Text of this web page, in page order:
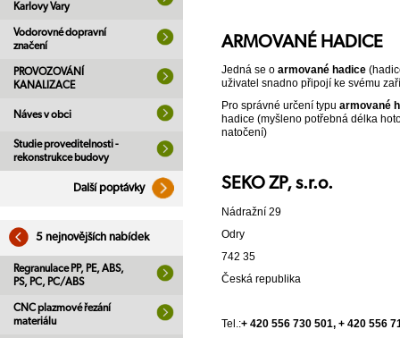
Karlovy Vary
Vodorovné dopravní
značení
PROVOZOVÁNÍ
KANALIZACE
Náves v obci
Studie proveditelnosti -
rekonstrukce budovy
Další poptávky
5 nejnovějších nabídek
Regranulace PP, PE, ABS,
PS, PC, PC/ABS
CNC plazmové řezání
materiálu
ARMOVANÉ HADICE
Jedná se o armované hadice
uživatel snadno připojí ke svému
Pro správné určení typu armované
hadice (myšleno potřebná délka
natočení)
SEKO ZP, s.r.o.
Nádražní 29
Odry
742 35
Česká republika
Tel.:+ 420 556 730 501, + 420 556